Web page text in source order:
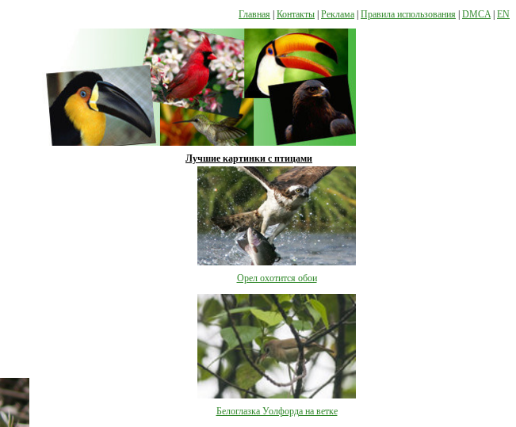
Главная Контакты Реклама Правила использования DMCA EN
Лучшие картинки с птицами
Орел охотится обои
Белоглазка Уолфорда на ветке